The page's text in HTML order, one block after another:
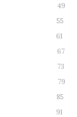
49
55
61
67
73
79
85
91